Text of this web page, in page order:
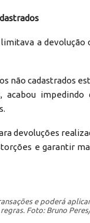
a devolução
não cadastrados
impedindo
devoluções
e garantir
e poderá
Foto: Bruno